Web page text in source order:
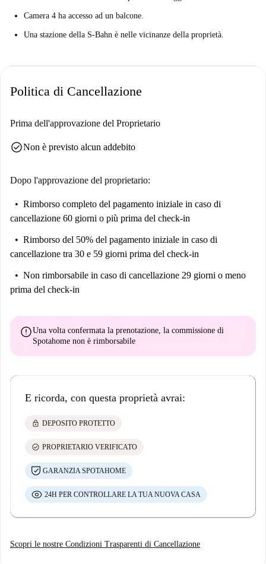
Camera 4 ha accesso ad un balcone.
Una stazione della S-Bahn è nelle vicinanze della proprietà.
Politica di Cancellazione
Prima dell'approvazione del Proprietario
check_circleNon è previsto alcun addebito
Dopo l'approvazione del proprietario:
Rimborso completo del pagamento iniziale in caso di
cancellazione 60 giorni o più prima del check-in
Rimborso del 50% del pagamento iniziale in caso di
cancellazione tra 30 e 59 giorni prima del check-in
Non rimborsabile in caso di cancellazione 29 giorni o meno
prima del check-in
errorUna volta confermata la prenotazione, la commissione di
Spotahome non è rimborsabile
E ricorda, con questa proprietà avrai:
lock DEPOSITO PROTETTO
check_circle PROPRIETARIO VERIFICATO
GARANZIA SPOTAHOME
24H PER CONTROLLARE LA TUA NUOVA CASA
Scopri le nostre Condizioni Trasparenti di Cancellazione